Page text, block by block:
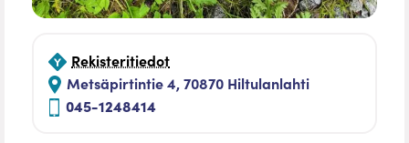
Metsäpirtintie 4, 70870 Hiltulanlahti
045-1248414
Rekisteritiedot